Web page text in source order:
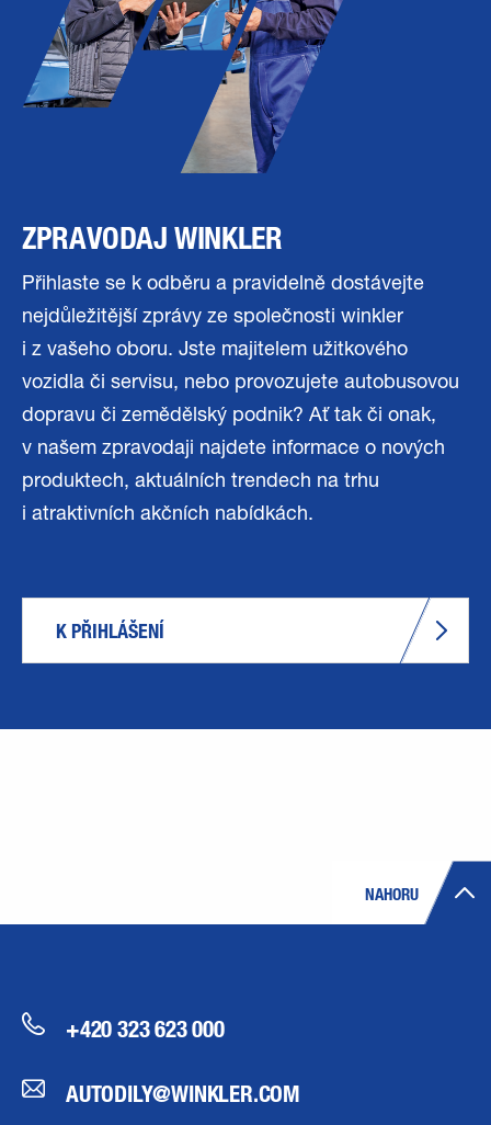
ZPRAVODAJ WINKLER
Přihlaste se k odběru a pravidelně dostávejte
nejdůležitější zprávy ze společnosti winkler
i z vašeho oboru. Jste majitelem užitkového
vozidla či servisu, nebo provozujete autobusovou
dopravu či zemědělský podnik? Ať tak či onak,
v našem zpravodaji najdete informace o nových
produktech, aktuálních trendech na trhu
i atraktivních akčních nabídkách.
K PŘIHLÁŠENÍ
NAHORU
+420 323 623 000
AUTODILY@WINKLER.COM